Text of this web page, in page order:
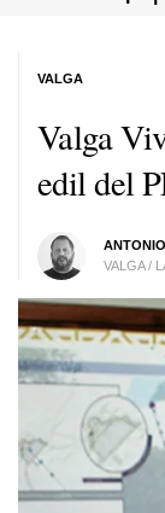
Valga
edil del
VALGA /
VALGA